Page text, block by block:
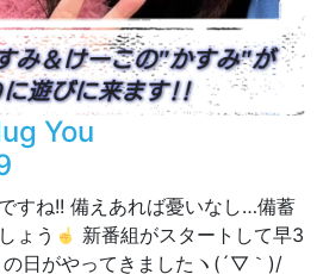
You
すね!! 備えあれば憂いなし…備蓄
ょう
新番組がスタートして早3
の日がやってきましたヽ(´▽｀)/